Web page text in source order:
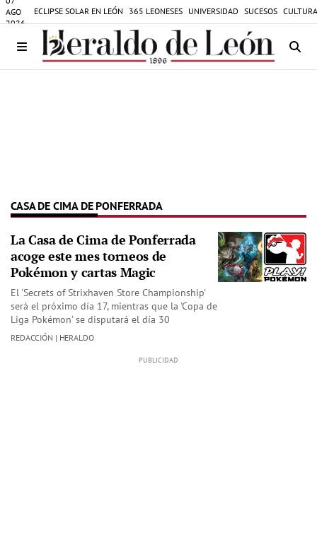
AGO
2026
ECLIPSE SOLAR EN LEÓN 365 LEONESES UNIVERSIDAD SUCESOS
CASA DE CIMA DE PONFERRADA
La Casa de Cima de Ponferrada
acoge este mes torneos de
Pokémon y cartas Magic
El 'Secrets of Strixhaven Store Championship'
será el próximo día 17, mientras que la 'Copa de
Liga Pokémon' se disputará el día 30
REDACCIÓN | HERALDO